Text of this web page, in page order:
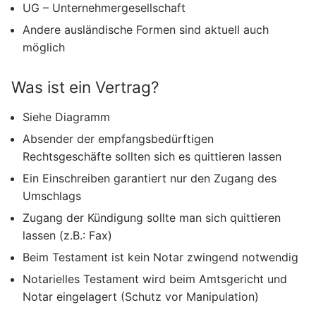
UG – Unternehmergesellschaft
Andere ausländische Formen sind aktuell auch
möglich
Was ist ein Vertrag?
Siehe Diagramm
Absender der empfangsbedürftigen
Rechtsgeschäfte sollten sich es quittieren lassen
Ein Einschreiben garantiert nur den Zugang des
Umschlags
Zugang der Kündigung sollte man sich quittieren
lassen (z.B.: Fax)
Beim Testament ist kein Notar zwingend notwendig
Notarielles Testament wird beim Amtsgericht und
Notar eingelagert (Schutz vor Manipulation)